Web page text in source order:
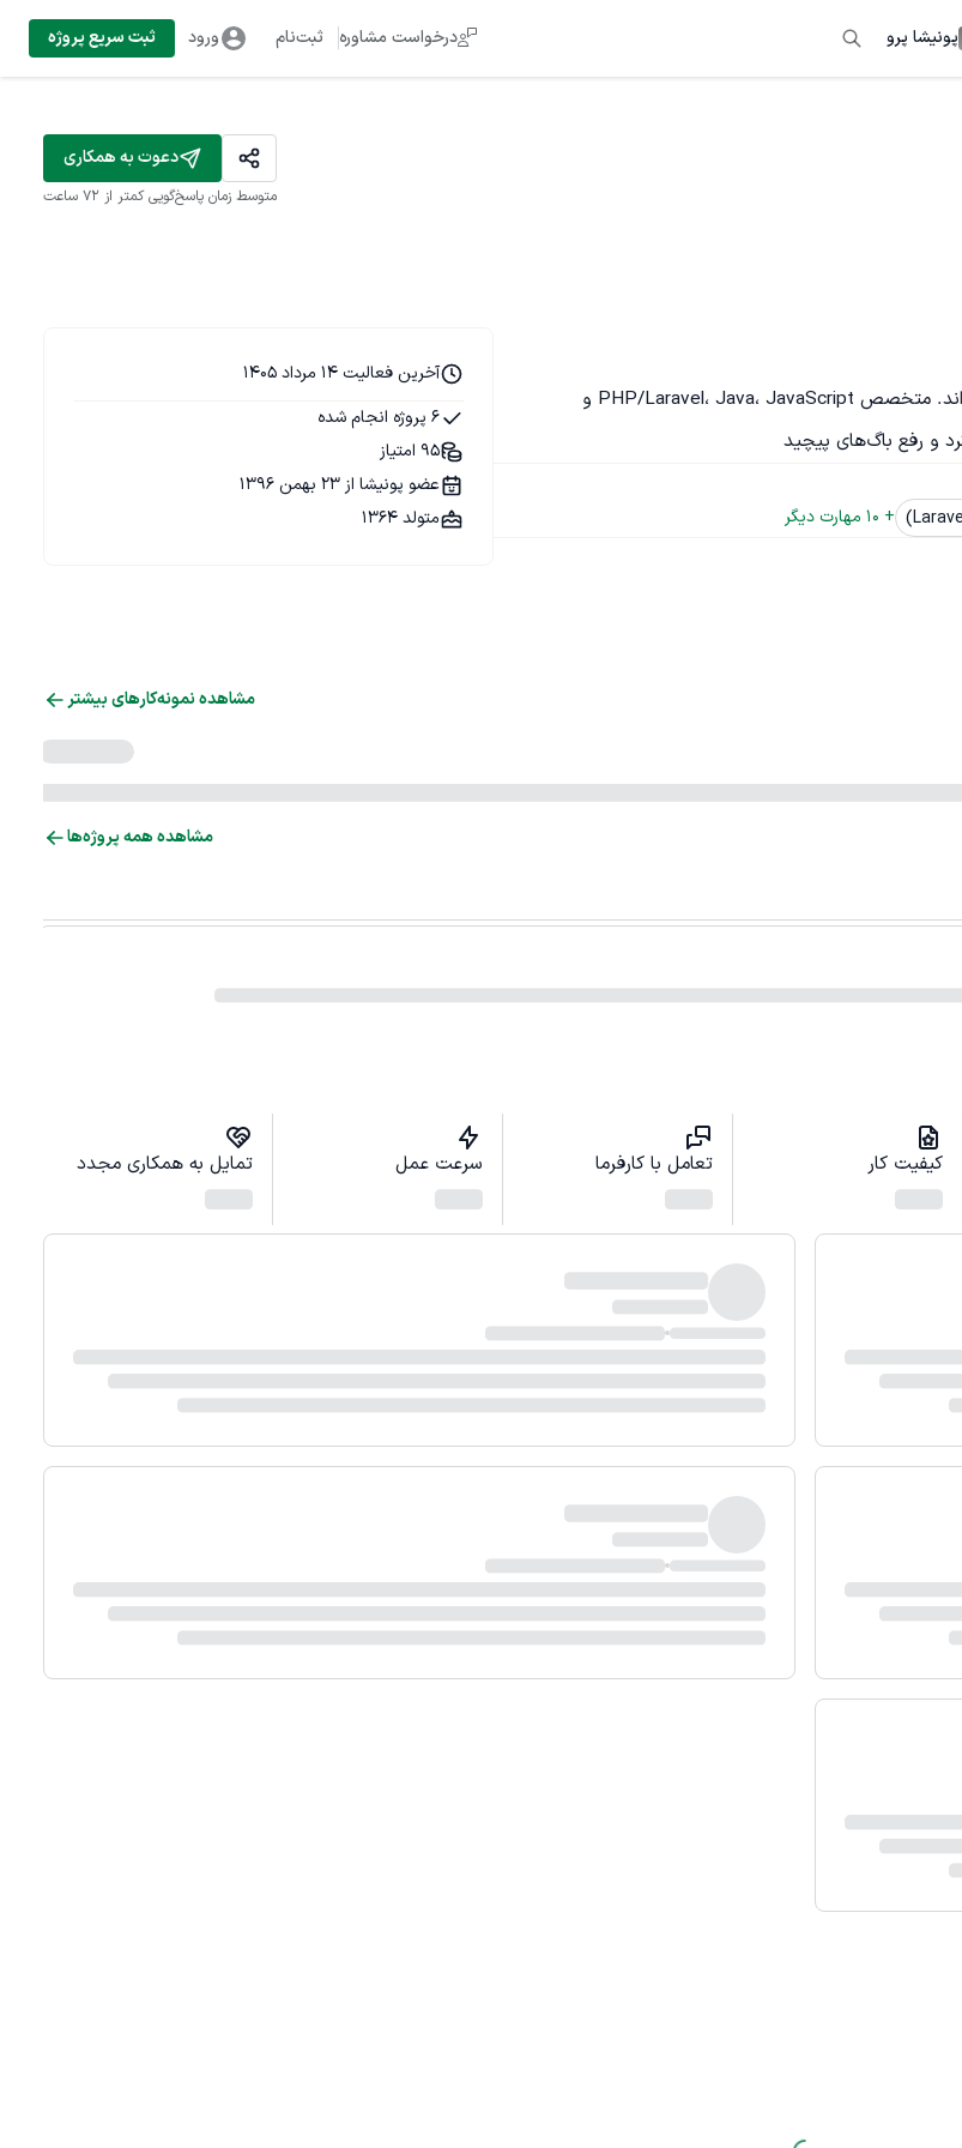
پونیشا پرو درخواست مشاوره ثبت‌نام ورود ثبت سریع پروژه
دعوت به همکاری
متوسط زمان پاسخ‌گویی کمتر از 72 ساعت
توسعه‌دهنده نرم‌افزار با ۱۷ سال تجربه در طراحی و پیاده‌سازی وب‌اپلیکیشن و بک‌اند. متخصص PHP/Laravel، Java، JavaScript و
+
10 مهارت دیگر
آخرین فعالیت 14 مرداد 1405
6 پروژه انجام شده
95 امتیاز
عضو پونیشا از 23 بهمن 1396
متولد 1364
مشاهده نمونه‌کارهای بیشتر
مشاهده همه پروژه‌ها
کیفیت کار تعامل با کارفرما سرعت عمل تمایل به همکاری مجدد